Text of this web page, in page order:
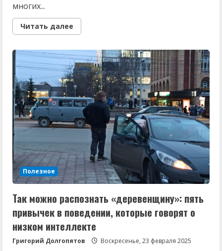
многих...
Читать далее
more
не
будет»:
Роман
Вильфанд
удивил
россиян
прогнозом
на
март
Полезное
Так можно распознать «деревенщину»: пять
привычек в поведении, которые говорят о
низком интеллекте
Григорий Долгопятов Воскресенье, 23 февраля 2025